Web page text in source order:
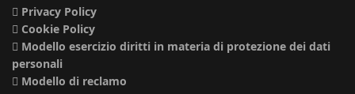
Privacy Policy
Cookie Policy
Modello esercizio diritti in materia di protezione dei dati
personali
Modello di reclamo